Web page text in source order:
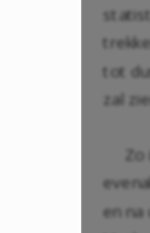
tot
zal
Zo
en na